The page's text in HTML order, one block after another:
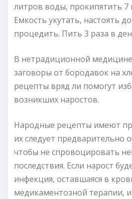
литров воды, прокипятить 7
Емкость укутать, настоять
процедить. Пить 3 раза в
В нетрадиционной
заговоры от бородавок на
рецепты вряд ли помогут
возникших наростов.
Народные рецепты имеют
их следует предварительно
чтобы не спровоцировать
последствия. Если нарост
инфекция, оставшаяся в
медикаментозной терапии,